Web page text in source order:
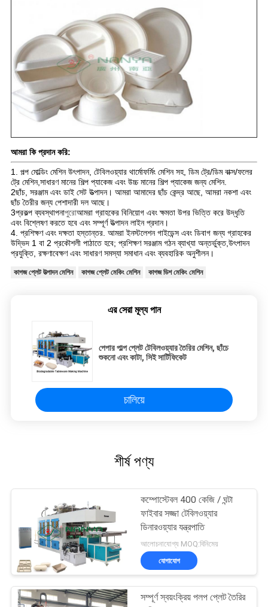
আমরা কি প্রদান করি:
1. পল্প মোল্ডিং মেশিন উৎপাদন, টেবিলওয়্যার থার্মোফর্মিং মেশিন সহ, ডিম ট্রে/ডিম বাক্স/ফলের
ট্রে মেশিন,সাধারণ মানের শিল্প প্যাকেজ এবং উচ্চ মানের শিল্প প্যাকেজ জন্য মেশিন.
2ছাঁচ, সরঞ্জাম এবং ডাই সেট উত্পাদন। আমরা আমাদের ছাঁচ কেন্দ্র আছে, আমরা নকশা এবং
ছাঁচ তৈরীর জন্য পেশাদারী দল আছে।
3প্রকল্প ব্যবস্থাপনাপুরোআমরা গ্রাহকের বিনিয়োগ এবং ক্ষমতা উপর ভিত্তি করে উদ্ধৃতি
এবং বিশ্লেষণ করতে হবে এবং সম্পূর্ণ উত্পাদন লাইন প্রদান।
4. প্রশিক্ষণ এবং দক্ষতা হস্তান্তর. আমরা ইনস্টলেশন গাইডেন্স এবং ডিবাগ জন্য গ্রাহকের
উদ্ভিদ 1 বা 2 প্রকৌশলী পাঠাতে হবে; প্রশিক্ষণ সরঞ্জাম গঠন ব্যাখ্যা অন্তর্ভুক্ত,উৎপাদন
প্রযুক্তি, রক্ষণাবেক্ষণ এবং সাধারণ সমস্যা সমাধান এবং ব্যবহারিক অনুশীলন।
কাগজ প্লেট উত্পাদন মেশিন কাগজ প্লেট মেকিং মেশিন কাগজ ডিশ মেকিং মেশিন
এর সেরা মূল্য পান
পেপার পাল্প প্লেট টেবিলওয়্যার তৈরির মেশিন, ছাঁচে
শুকনো এবং কাটা, সিই সার্টিফিকেট
চালিয়ে
শীর্ষ পণ্য
কম্পোস্টেবল 400 কেজি / ঘন্টা
ফাইবার সজ্জা টেবিলওয়্যার
ডিনারওয়্যার যন্ত্রপাতি
আলোচনাযোগ্য MOQ:বিনিমেয়
যোগাযোগ
সম্পূর্ণ স্বয়ংক্রিয় পলপ প্লেট তৈরির